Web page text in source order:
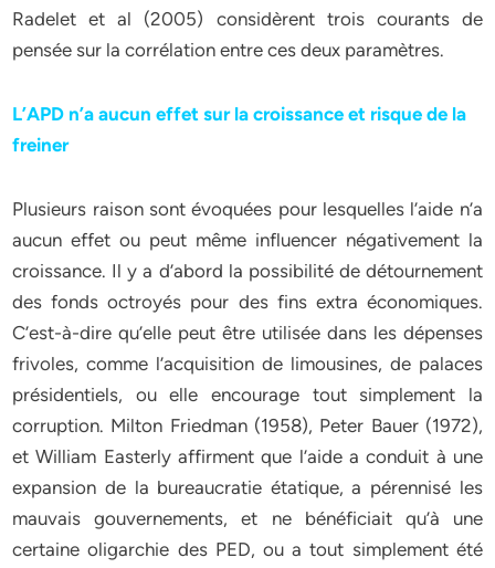
Radelet et al (2005) considèrent trois courants de
pensée sur la corrélation entre ces deux paramètres.
L’APD n’a aucun effet sur la croissance et risque de la
freiner
Plusieurs raison sont évoquées pour lesquelles l’aide n’a
aucun effet ou peut même influencer négativement la
croissance. Il y a d’abord la possibilité de détournement
des fonds octroyés pour des fins extra économiques.
C’est-à-dire qu’elle peut être utilisée dans les dépenses
frivoles, comme l’acquisition de limousines, de palaces
présidentiels, ou elle encourage tout simplement la
corruption. Milton Friedman (1958), Peter Bauer (1972),
et William Easterly affirment que l’aide a conduit à une
expansion de la bureaucratie étatique, a pérennisé les
mauvais gouvernements, et ne bénéficiait qu’à une
certaine oligarchie des PED, ou a tout simplement été